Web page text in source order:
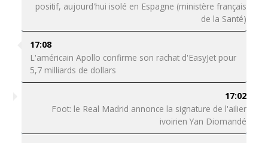
positif, aujourd'hui isolé en Espagne (ministère français
de la Santé)
17:08
L'américain Apollo confirme son rachat d'EasyJet pour
5,7 milliards de dollars
17:02
Foot: le Real Madrid annonce la signature de l'ailier
ivoirien Yan Diomandé